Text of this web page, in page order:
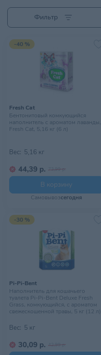
Фильтр
-40 %
Fresh Cat
Бентонитовый комкующийся
наполнитель с ароматом лаванды,
Fresh Cat, 5,16 кг (6 л)
Вес: 5,16 кг
44,39 р. 73,99 р.
В корзину
Самовывозсегодня
-30 %
Pi-Pi-Bent
Наполнитель для кошачьего
туалета Pi-Pi-Bent Deluxe Fresh
Grass, комкующийся, с ароматом
свежескошенной травы, 5 кг (12 л)
Вес: 5 кг
30,09 р. 42,99 р.